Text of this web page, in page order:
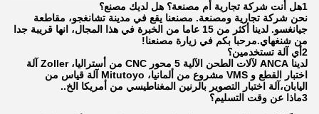
1هل أنت شركة تجارية أم مصنعة؟ هل لديك مصنع؟
نحن شركة تجارية ومصنعة. مصنعنا يقع في مدينة تشانغجو، مقاطعة
جيانغسو. لدينا أكثر من 15 عاما من الخبرة في هذا المجال، انها قريبة جدا
من شنغهاي.مرحبا بكم في زيارة مصنعنا!
2أي آلة تستخدمين؟
لدينا ANCA لآلات الطحن الآلية 5 محور CNC من أستراليا، Zoller آلة
اختبار القطع و VMS مشروع من ألمانيا، Mitutoyo آلة قياس من
اليابان،آلة اختبار التصوير بالرنين المغناطيسي من أمريكا الخ..
3ماذا عن وقت التسليم؟